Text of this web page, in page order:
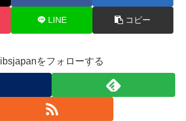
LINE コピー
ibsjapanをフォローする